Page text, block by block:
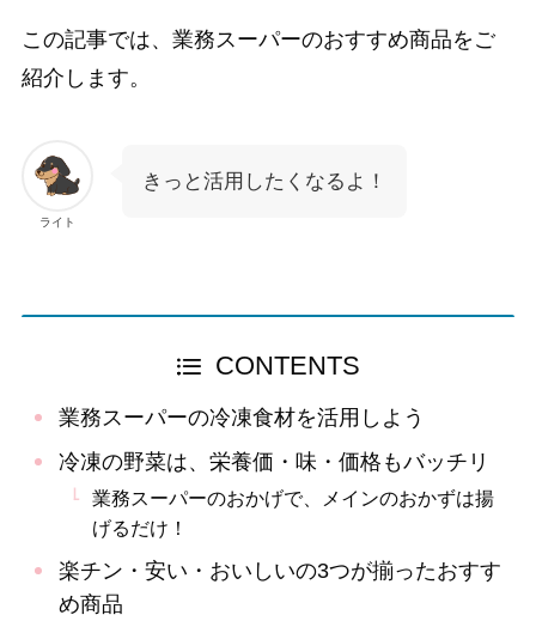
この記事では、業務スーパーのおすすめ商品をご
紹介します。
ライト
きっと活用したくなるよ！
CONTENTS
業務スーパーの冷凍食材を活用しよう
冷凍の野菜は、栄養価・味・価格もバッチリ
業務スーパーのおかげで、メインのおかずは揚
げるだけ！
楽チン・安い・おいしいの3つが揃ったおすす
め商品